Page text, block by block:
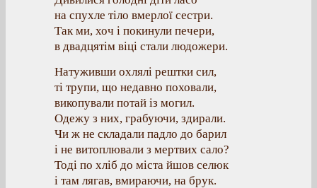
на спухле тіло вмерлої сестри.
Так ми, хоч і покинули печери,
в двадцятім віці стали людожери.
Натуживши охлялі рештки сил,
ті трупи, що недавно поховали,
викопували потай із могил.
Одежу з них, грабуючи, здирали.
Чи ж не складали падло до барил
і не витоплювали з мертвих сало?
Тоді по хліб до міста йшов селюк
і там лягав, вмираючи, на брук.